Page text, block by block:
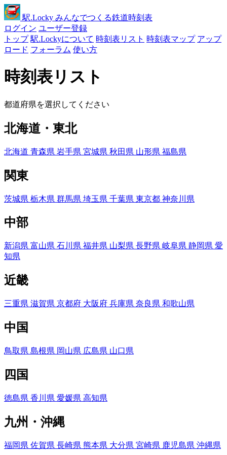
駅.Locky みんなでつくる鉄道時刻表
ログイン ユーザー登録
トップ 駅.Lockyについて 時刻表リスト 時刻表マップ アップ
ロード フォーラム 使い方
時刻表リスト
都道府県を選択してください
北海道・東北
北海道 青森県 岩手県 宮城県 秋田県 山形県 福島県
関東
茨城県 栃木県 群馬県 埼玉県 千葉県 東京都 神奈川県
中部
新潟県 富山県 石川県 福井県 山梨県 長野県 岐阜県 静岡県 愛
知県
近畿
三重県 滋賀県 京都府 大阪府 兵庫県 奈良県 和歌山県
中国
鳥取県 島根県 岡山県 広島県 山口県
四国
徳島県 香川県 愛媛県 高知県
九州・沖縄
福岡県 佐賀県 長崎県 熊本県 大分県 宮崎県 鹿児島県 沖縄県